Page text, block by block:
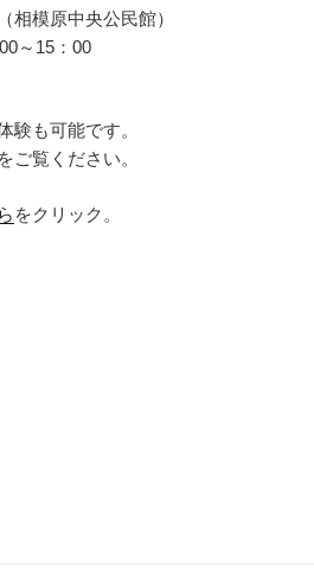
相模原中央公民館）
～15：00
験も可能です。
をご覧ください。
をクリック。